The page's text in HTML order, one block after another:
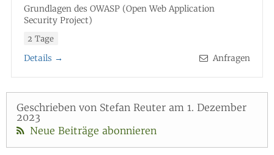
Grundlagen des OWASP (Open Web Application
Security Project)
2 Tage
Details →
Anfragen
Geschrieben von Stefan Reuter am 1. Dezember
2023
Neue Beiträge abonnieren